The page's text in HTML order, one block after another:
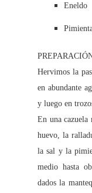
Eneldo
Hervimos la
en abundante
y luego en
En una cazuela
huevo, la
la sal y la
medio hasta
dados la